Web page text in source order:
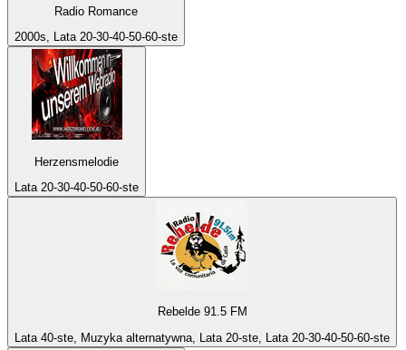
Radio Romance
2000s, Lata 20-30-40-50-60-ste
Herzensmelodie
Lata 20-30-40-50-60-ste
Rebelde 91.5 FM
Lata 40-ste, Muzyka alternatywna, Lata 20-ste, Lata 20-30-40-50-60-ste